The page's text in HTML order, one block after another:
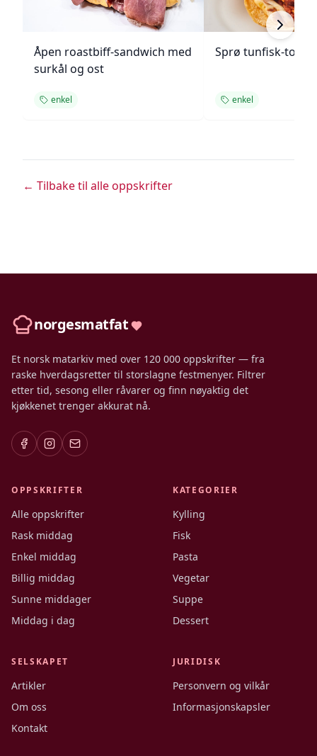
Åpen roastbiff-sandwich med
surkål og ost
enkel
Sprø tunfisk-
enkel
← Tilbake til alle oppskrifter
norgesmatfat
Et norsk matarkiv med over 120 000 oppskrifter — fra
raske hverdagsretter til storslagne festmenyer. Filtrer
etter tid, sesong eller råvarer og finn nøyaktig det
kjøkkenet trenger akkurat nå.
OPPSKRIFTER
Alle oppskrifter
Rask middag
Enkel middag
Billig middag
Sunne middager
Middag i dag
KATEGORIER
Kylling
Fisk
Pasta
Vegetar
Suppe
Dessert
SELSKAPET
Artikler
Om oss
Kontakt
JURIDISK
Personvern og vilkår
Informasjonskapsler